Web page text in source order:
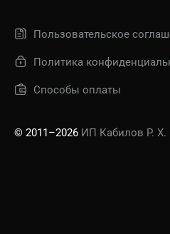
Пользовательское
Политика
Способы оплаты
© 2011–2026 ИП Кабилов Р. Х.